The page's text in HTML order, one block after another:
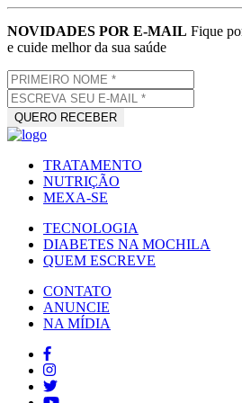
NOVIDADES POR E-MAIL Fique
e cuide melhor da sua saúde
TRATAMENTO
NUTRIÇÃO
MEXA-SE
TECNOLOGIA
DIABETES NA MOCHILA
QUEM ESCREVE
CONTATO
ANUNCIE
NA MÍDIA